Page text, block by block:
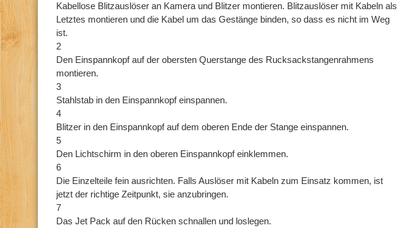
Kabellose Blitzauslöser an Kamera und Blitzer montieren. Blitzauslöser mit Kabeln als
Letztes montieren und die Kabel um das Gestänge binden, so dass es nicht im Weg
ist.
2
Den Einspannkopf auf der obersten Querstange des Rucksackstangenrahmens
montieren.
3
Stahlstab in den Einspannkopf einspannen.
4
Blitzer in den Einspannkopf auf dem oberen Ende der Stange einspannen.
5
Den Lichtschirm in den oberen Einspannkopf einklemmen.
6
Die Einzelteile fein ausrichten. Falls Auslöser mit Kabeln zum Einsatz kommen, ist
jetzt der richtige Zeitpunkt, sie anzubringen.
7
Das Jet Pack auf den Rücken schnallen und loslegen.